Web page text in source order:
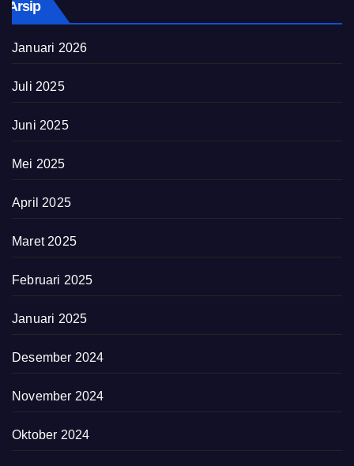
Arsip
Januari 2026
Juli 2025
Juni 2025
Mei 2025
April 2025
Maret 2025
Februari 2025
Januari 2025
Desember 2024
November 2024
Oktober 2024